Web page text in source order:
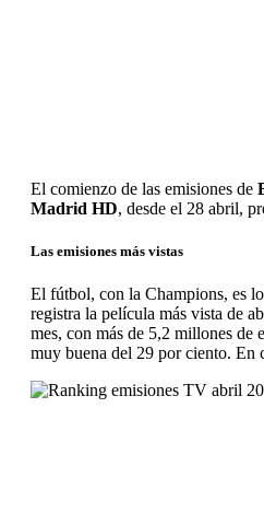
El comienzo de las emisiones de
Madrid HD, desde el 28 abril,
Las emisiones más vistas
El fútbol, con la Champions, es
registra la película más vista de
mes, con más de 5,2 millones de
muy buena del 29 por ciento. En